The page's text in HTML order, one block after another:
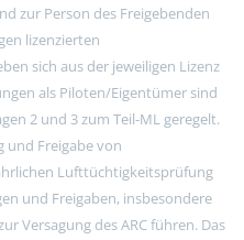
zur Person des Freigebenden
lizenzierten
sich aus der jeweiligen Lizenz
als Piloten/Eigentümer sind
2 und 3 zum Teil-ML geregelt.
und Freigabe von
Lufttüchtigkeitsprüfung
und Freigaben, insbesondere
Versagung des ARC führen. Das